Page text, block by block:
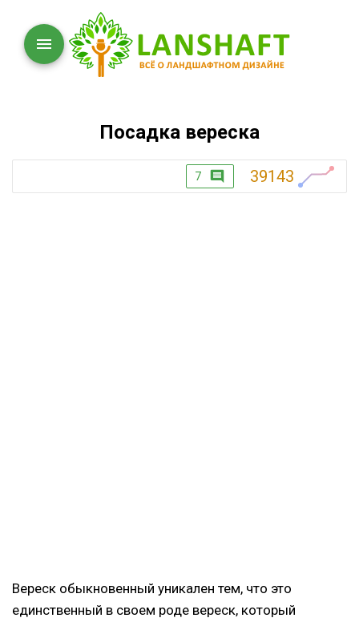
Посадка вереска
7 39143
Вереск обыкновенный уникален тем, что это
единственный в своем роде вереск, который